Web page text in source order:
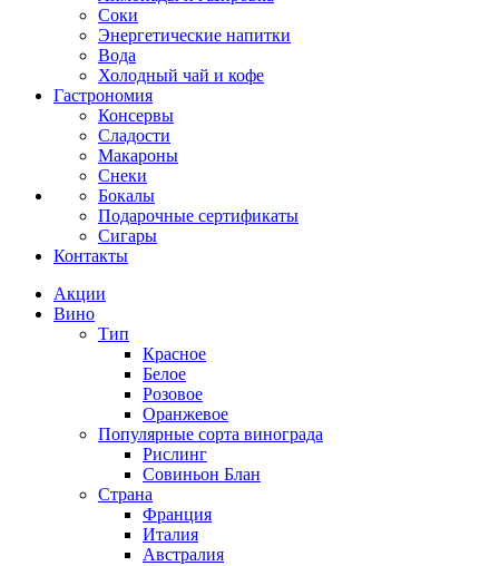
Соки
Энергетические напитки
Вода
Холодный чай и кофе
Гастрономия
Консервы
Сладости
Макароны
Снеки
Бокалы
Подарочные сертификаты
Сигары
Контакты
Акции
Вино
Тип
Красное
Белое
Розовое
Оранжевое
Популярные сорта винограда
Рислинг
Совиньон Блан
Страна
Франция
Италия
Австралия